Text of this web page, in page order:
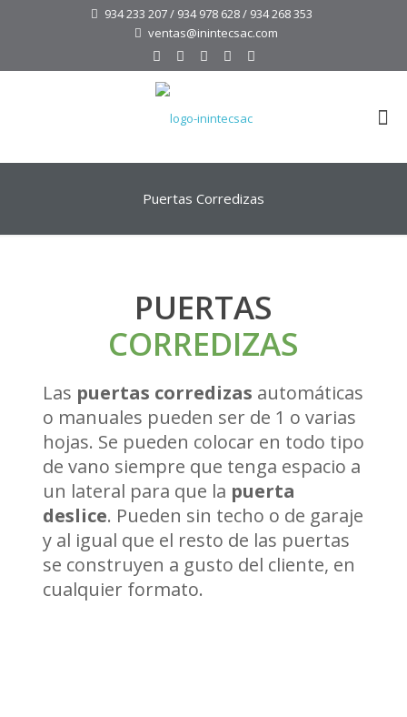
934 233 207 / 934 978 628 / 934 268 353
ventas@inintecsac.com
Puertas Corredizas
PUERTAS
CORREDIZAS
Las puertas corredizas automáticas
o manuales pueden ser de 1 o varias
hojas. Se pueden colocar en todo tipo
de vano siempre que tenga espacio a
un lateral para que la puerta
deslice. Pueden sin techo o de garaje
y al igual que el resto de las puertas
se construyen a gusto del cliente, en
cualquier formato.